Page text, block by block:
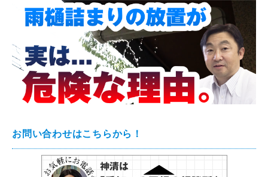
お問い合わせはこちらから！